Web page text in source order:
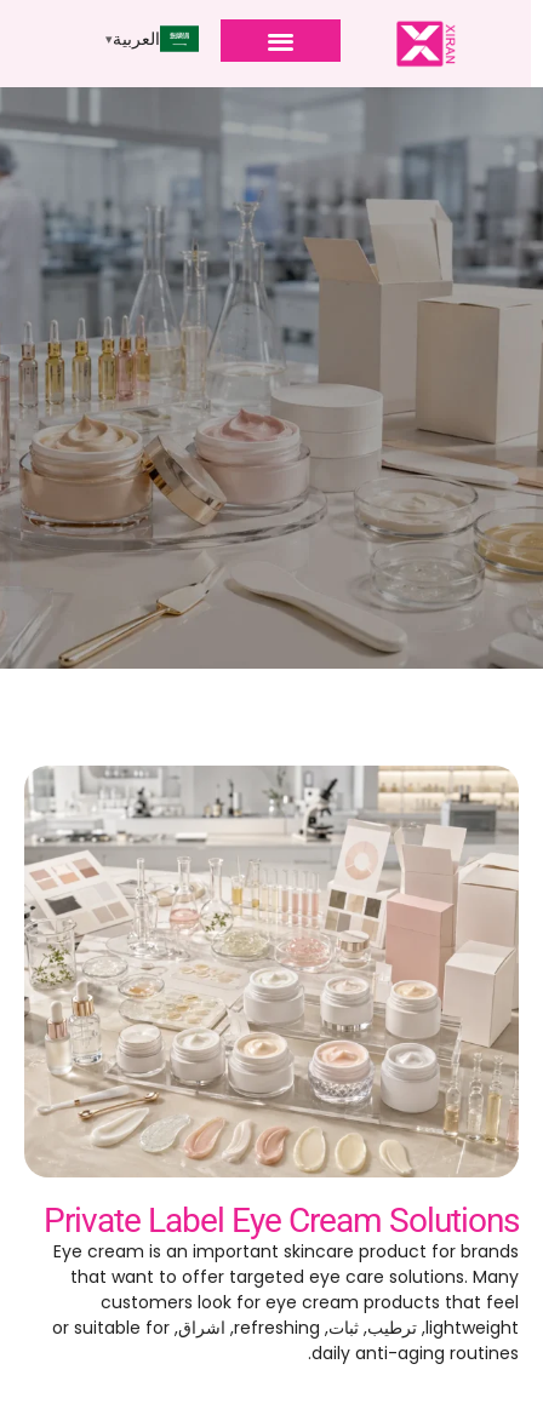
العربية
Cream
في شركة Xiran لمستحضرات التجميل,
we help beauty At Xiran
Cosmetics,we help beauty brands develop private label
eye cream products from concept to finished product . نحن
نؤيد اتجاه الصيغة, تخصيص الملمس, اختيار التعبئة والتغليف, تطوير العينة,
وإنتاج OEM/ODM للعلامات التجارية للعناية بالعيون, خطوط العناية
بالبشرة, غرف المعيشة, المنتجعات الصحية, وبائعي التجارة الإلكترونية.
احصل على عينات
Private Label Eye Cream Solutions
Eye cream is an important skincare product for brands
that want to offer targeted eye care solutions .Many
customers look for eye cream products that feel
lightweight, ترطيب, ثبات,refreshing, اشراق,or suitable for
daily anti-aging routines
.